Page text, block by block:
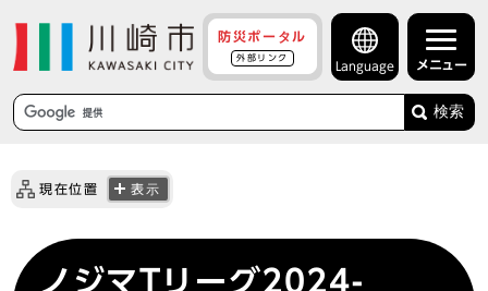
防災ポータル
外部リンク
Language メニュー
検索
現在位置 表示
ノジマTリーグ2024-